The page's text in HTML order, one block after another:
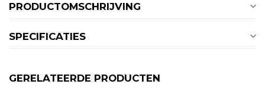
PRODUCTOMSCHRIJVING
SPECIFICATIES
GERELATEERDE PRODUCTEN